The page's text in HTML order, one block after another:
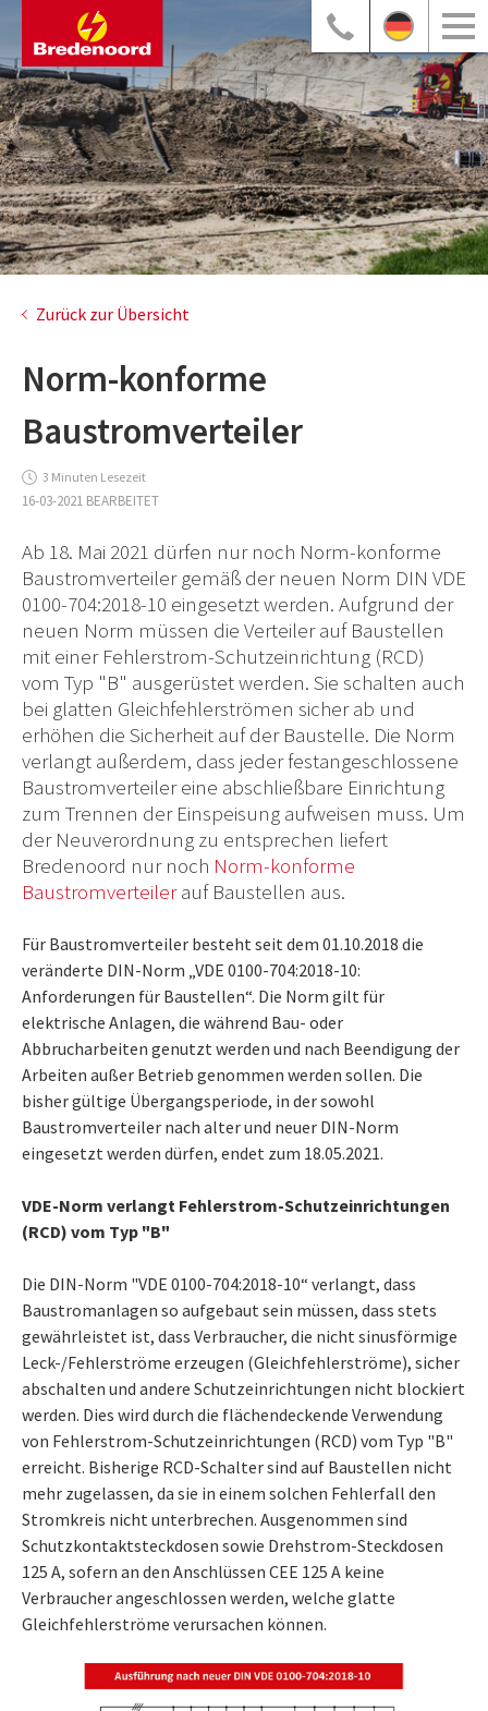
Zurück zur Übersicht
Norm-konforme
Baustromverteiler
3 Minuten Lesezeit
16-03-2021 BEARBEITET
Ab 18. Mai 2021 dürfen nur noch Norm-konforme
Baustromverteiler gemäß der neuen Norm DIN VDE
0100-704:2018-10 eingesetzt werden. Aufgrund der
neuen Norm müssen die Verteiler auf Baustellen
mit einer Fehlerstrom-Schutzeinrichtung (RCD)
vom Typ "B" ausgerüstet werden. Sie schalten auch
bei glatten Gleichfehlerströmen sicher ab und
erhöhen die Sicherheit auf der Baustelle. Die Norm
verlangt außerdem, dass jeder festangeschlossene
Baustromverteiler eine abschließbare Einrichtung
zum Trennen der Einspeisung aufweisen muss. Um
der Neuverordnung zu entsprechen liefert
Bredenoord nur noch Norm-konforme
Baustromverteilerauf Baustellen aus.
Für Baustromverteiler besteht seit dem 01.10.2018 die
veränderte DIN-Norm „VDE 0100-704:2018-10:
Anforderungen für Baustellen“. Die Norm gilt für
elektrische Anlagen, die während Bau- oder
Abbrucharbeiten genutzt werden und nach Beendigung der
Arbeiten außer Betrieb genommen werden sollen. Die
bisher gültige Übergangsperiode, in der sowohl
Baustromverteiler nach alter und neuer DIN-Norm
eingesetzt werden dürfen, endet zum 18.05.2021.
VDE-Norm verlangt Fehlerstrom-Schutzeinrichtungen
(RCD) vom Typ "B"
Die DIN-Norm "VDE 0100-704:2018-10“ verlangt, dass
Baustromanlagen so aufgebaut sein müssen, dass stets
gewährleistet ist, dass Verbraucher, die nicht sinusförmige
Leck-/Fehlerströme erzeugen (Gleichfehlerströme), sicher
abschalten und andere Schutzeinrichtungen nicht blockiert
werden. Dies wird durch die flächendeckende Verwendung
von Fehlerstrom-Schutzeinrichtungen (RCD) vom Typ "B"
erreicht. Bisherige RCD-Schalter sind auf Baustellen nicht
mehr zugelassen, da sie in einem solchen Fehlerfall den
Stromkreis nicht unterbrechen. Ausgenommen sind
Schutzkontaktsteckdosen sowie Drehstrom-Steckdosen
125 A, sofern an den Anschlüssen CEE 125 A keine
Verbraucher angeschlossen werden, welche glatte
Gleichfehlerströme verursachen können.